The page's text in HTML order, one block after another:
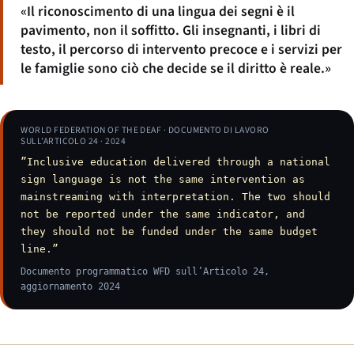
«Il riconoscimento di una lingua dei segni è il
pavimento, non il soffitto. Gli insegnanti, i libri di
testo, il percorso di intervento precoce e i servizi per
le famiglie sono ciò che decide se il diritto è reale.»
WORLD FEDERATION OF THE DEAF · DOCUMENTO DI LAVORO
SULL’ARTICOLO 24 · 2024
”Inclusive education delivered through a national
sign language is not the same intervention as
mainstreaming with interpretation. The two should
not be reported under the same indicator, and
they should not be funded under the same budget
line.”
Documento programmatico WFD sull’Articolo 24,
aggiornamento 2024